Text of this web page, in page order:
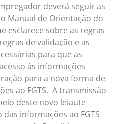
deverá seguir as
Manual de Orientação do
esclarece sobre as regras
de validação e as
para que as
às informações
para a nova forma de
ao FGTS. A transmissão
deste novo leiaute
informações ao FGTS